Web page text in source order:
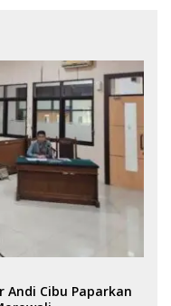
Andi Cibu Paparkan